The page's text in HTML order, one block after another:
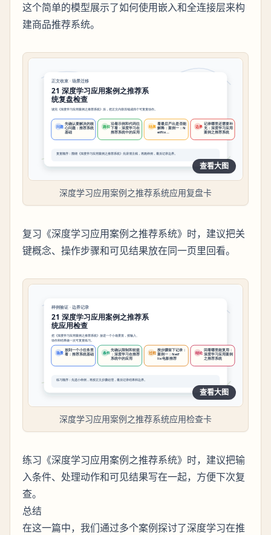
这个简单的模型展示了如何使用嵌入和全连接层来构
建商品推荐系统。
查看大图
深度学习应用案例之推荐系统应用复盘卡
复习《深度学习应用案例之推荐系统》时，建议把关
键概念、操作步骤和可见结果放在同一页里回看。
查看大图
深度学习应用案例之推荐系统应用检查卡
练习《深度学习应用案例之推荐系统》时，建议把输
入条件、处理动作和可见结果写在一起，方便下次复
查。
总结
在这一篇中，我们通过多个案例探讨了深度学习在推